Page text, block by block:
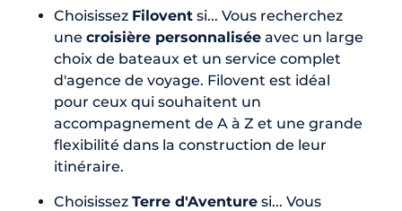
Choisissez Filovent si... Vous recherchez
une croisière personnalisée avec un large
choix de bateaux et un service complet
d'agence de voyage. Filovent est idéal
pour ceux qui souhaitent un
accompagnement de A à Z et une grande
flexibilité dans la construction de leur
itinéraire.
Choisissez Terre d'Aventure si... Vous